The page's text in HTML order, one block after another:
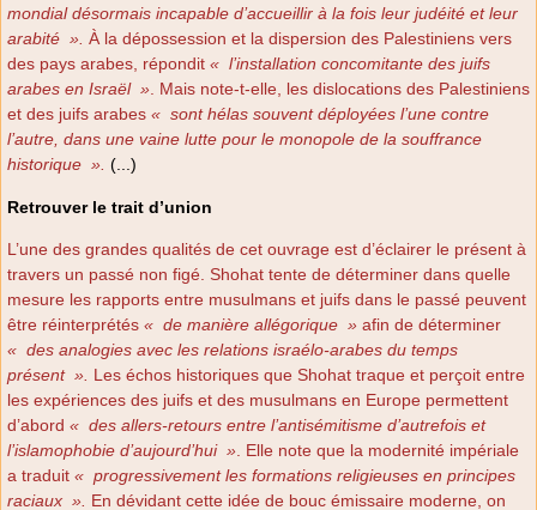
mondial désormais incapable d’accueillir à la fois leur judéité et leur
arabité ». À la dépossession et la dispersion des Palestiniens vers
des pays arabes, répondit « l’installation concomitante des juifs
arabes en Israël » . Mais note-t-elle, les dislocations des Palestiniens
et des juifs arabes « sont hélas souvent déployées l’une contre
l’autre, dans une vaine lutte pour le monopole de la souffrance
historique ». (...)
Retrouver le trait d’union
L’une des grandes qualités de cet ouvrage est d’éclairer le présent à
travers un passé non figé. Shohat tente de déterminer dans quelle
mesure les rapports entre musulmans et juifs dans le passé peuvent
être réinterprétés « de manière allégorique » afin de déterminer
« des analogies avec les relations israélo-arabes du temps
présent ». Les échos historiques que Shohat traque et perçoit entre
les expériences des juifs et des musulmans en Europe permettent
d’abord « des allers-retours entre l’antisémitisme d’autrefois et
l’islamophobie d’aujourd’hui » . Elle note que la modernité impériale
a traduit « progressivement les formations religieuses en principes
raciaux ». En dévidant cette idée de bouc émissaire moderne, on